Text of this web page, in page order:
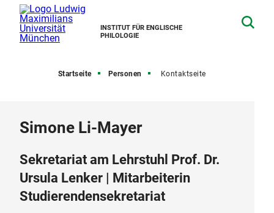
INSTITUT FÜR ENGLISCHE
PHILOLOGIE
Startseite Personen Kontaktseite
Simone Li-Mayer
Sekretariat am Lehrstuhl Prof. Dr.
Ursula Lenker | Mitarbeiterin
Studierendensekretariat